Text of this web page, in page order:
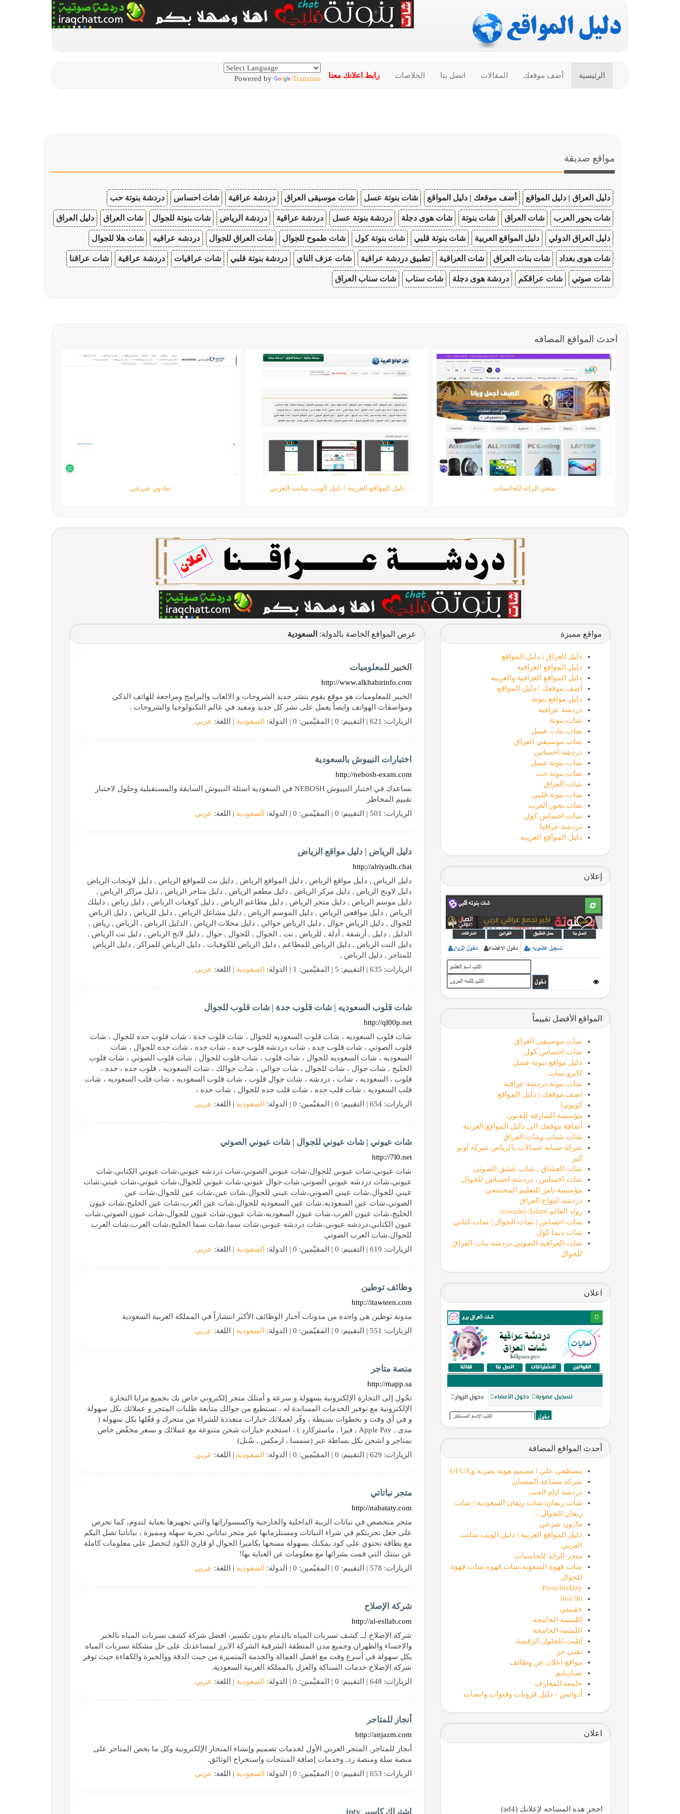
الرئيسية أضف موقعك المقالات اتصل بنا الخلاصات رابط اعلانك معنا Powered by Translate
مواقع صديقة
دليل العراق | دليل المواقع أضف موقعك | دليل المواقع شات بنوتة عسل شات موسيقى العراق دردشة عراقية شات احساس دردشة بنوتة حب
شات بحور العرب شات العراق شات بنوتة شات هوى دجلة دردشة بنوتة عسل دردشة عراقية دردشة الرياض شات بنوتة للجوال شات العراق دليل العراق
دليل العراق الدولي دليل المواقع العربية شات بنوتة قلبي شات بنوتة كول شات طموح للجوال شات العراق للجوال دردشه عراقيه شات هلا للجوال
شات هوى بغداد شات بنات العراق شات العراقية تطبيق دردشة عراقية شات عزف الناي دردشة بنوتة قلبي شات عراقيات دردشة عراقية شات عراقنا
شات صوتي شات عراقكم دردشة هوى دجلة شات سناب شات سناب العراق
أحدث المواقع المضافه
دليل المواقع العربية | دليل الويب سايت العربي متجر الرائد للحاسبات شات قهوة السعوية،شات قهوه،شات قهوة للجوال
عرض المواقع الخاصة بالدولة: السعودية
الخبير للمعلوميات
http://www.alkhabirinfo.com
الخبير للمعلوميات هو موقع يقوم بنشر جديد الشروحات و الالعاب والبرامج ومراجعة للهاتف الذكي
ومواصفات الهواتف وايضاً يعمل على نشر كل جديد ومفيد في عالم التكنولوجيا والشروحات .
الزيارات: 621 | التقييم: 0 | المقيّمين: 0 | الدولة:
السعودية | اللغة: عربي
اختبارات النيبوش بالسعودية
http://nebosh-exam.com
نساعدك في اختبار النيبوش NEBOSH في السعودية اسئلة النيبوش السابقة والمستقبلية وحلول لاختبار
تقييم المخاطر
الزيارات: 501 | التقييم: 0 | المقيّمين: 0 | الدولة:
السعودية | اللغة: عربي
دليل الرياض | دليل مواقع الرياض
http://alriyadh.chat
دليل الرياض , دليل مواقع الرياض , دليل المواقع الرياض , دليل نت للمواقع الرياض , دليل لاونجات الرياض
دليل لاونج الرياض , دليل مركز الرياض , دليل مطعم الرياض , دليل متاجر الرياض , دليل مراكز الرياض ,
دليل موسم الرياض , دليل متجر الرياض , دليل مطاعم الرياض , دليل كوفيات الرياض , دليل رياض , دليلك
الرياض , دليل مواقعي الرياض , دليل الموسم الرياض , دليل مشاغل الرياض , دليل للرياض , دليل الرياض
للجوال , دليل الرياض جوال , دليل الرياض جوالي , دليل محلات الرياض , الدليل الرياض , الرياض , رياض ,
الدليل , دليل , أرشفة , أدلة , للرياض , نت , الجوال , للجوال , جوال , دليل لانج الرياض , دليل نت الرياض ,
دليل النت الرياض , دليل الرياض للمطاعم , دليل الرياض للكوفيات , دليل الرياض للمراكز , دليل الرياض
للمتاجر , دليل الرياض ,
الزيارات: 635 | التقييم: 5 | المقيّمين: 1 | الدولة:
السعودية | اللغة: عربي
شات قلوب السعوديه | شات قلوب جدة | شات قلوب للجوال
http://ql00p.net
شات قلوب السعوديه ، شات قلوب السعوديه للجوال ، شات قلوب جدة ، شات قلوب حده للجوال ، شات
قلوب الصوتي ، شات قلوب جده ، شات دردشه قلوب جده ، شات جده ، شات جده للجوال ، شات
السعوديه ، شات السعوديه للجوال ، شات قلوب ، شات قلوب للجوال ، شات قلوب الصوتي ، شات قلوب
الخليج , شات جوال ، شات للجوال ، شات جوالي ، شات جوالك ، شات السعوديه ، قلوب جده ، جده ،
قلوب ، السعوديه ، شات ، دردشه ، شات جوال قلوب ، شات قلوب السعوديه ، شات قلب السعوديه ، شات
قلب السعوديه ، شات قلب جده ، شات قلب جده للجوال ، شات جده ،
الزيارات: 654 | التقييم: 0 | المقيّمين: 0 | الدولة:
السعودية | اللغة: عربي
شات عيوني | شات عيوني للجوال | شات عيوني الصوتي
http://7l0.net
شات عيوني،شات عيوني للجوال،شات عيوني الصوتي،شات دردشه عيوني،شات عيوني الكتابي،شات
عيوني،شات دردشه عيوني الصوتي،شات جوال عيوني،شات عيوني للجوال،شات عيوني،شات عيني،شات
عيني للجوال،شات عيني الصوتي،شات عيني للجوال،شات عين،شات عين للجوال،شات عين
الصوتي،شات عين السعوديه،شات عين السعوديه للجوال،شات عين العرب،شات عين الخليج،شات عيون
الخليج،شات عيون العرب،شات عيون السعوديه،شات عيون،شات عيون للجوال،شات عيون الصوتي،شات
عيون الكتابي،دردشه عيوني،شات دردشه عيوني،شات سما،شات سما الخليج،شات العرب،شات العرب
للجوال،شات العرب الصوتي
الزيارات: 619 | التقييم: 0 | المقيّمين: 0 | الدولة:
السعودية | اللغة: عربي
وظائف توطين
http://itawteen.com
مدونة توطين هي واحدة من مدونات أخبار الوظائف الأكثر انتشاراً في المملكة العربية السعودية
الزيارات: 551 | التقييم: 0 | المقيّمين: 0 | الدولة:
السعودية | اللغة: عربي
منصة متاجر
http://mapp.sa
تحّول إلى التجارة الإلكترونية بسهولة و سرعة و أمتلك متجر إلكتروني خاص بك بجميع مزايا التجارة
الإلكترونية مع توفير الخدمات المساندة له ، تستطيع من جوالك متابعة طلبات المتجر و عملائك بكل سهولة
و في أي وقت و بخطوات بسيطة ، وفّر لعملائك خيارات متعددة للشراء من متجرك و فعّلها بكل سهولة (
مدى , Apple Pay , فيزا , ماستركارد ) ، استخدم خيارات شحن متنوعة مع عملائك و بسعر مخفّض خاص
بمتاجر و اشحن بكل بساطة عبر (سمسا , ارمكس , سُبل)
الزيارات: 629 | التقييم: 0 | المقيّمين: 0 | الدولة:
السعودية | اللغة: عربي
متجر نباتاتي
http://nabataty.com
متجر متخصص في نباتات الزينة الداخلية والخارجية واكسسواراتها والتي تجهيزها بعناية لتدوم، كما نحرص
على جعل تجربتكم في شراء النباتات ومستلزماتها عبر متجر نباتاتي تجربة سهلة ومميزة ، نباتاتنا تصل اليكم
مع بطاقة تحتوي على كود يمكنك بسهولة مسحها بكاميرا الجوال او قارئ الكود لتحصل على معلومات كاملة
عن نبتتك التي قمت بشرائها مع معلومات عن العناية بها!
الزيارات: 578 | التقييم: 0 | المقيّمين: 0 | الدولة:
السعودية | اللغة: عربي
شركة الإصلاح
http://al-esllah.com
شركة الإصلاح لــ كشف تسربات المياه بالدمام بدون تكسير، افضل شركة كشف تسربات المياه بالخبر
والاحساء والظهران وجميع مدن المنطقة الشرقية الشركة الابرز لمساعدتك على حل مشكلة تسربات المياه
بكل سهولة في أسرع وقت مع افضل العمالة والخدمة المتميزة من حيث الدقة ووالخبرة والكفاءة حيث توفر
شركة الإصلاح خدمات السباكة والعزل بالمملكة العربية السعودية.
الزيارات: 648 | التقييم: 0 | المقيّمين: 0 | الدولة:
السعودية | اللغة: عربي
أنجاز للمتاجر
http://anjazm.com
أنجاز للمتاجر, المتجر العربي الأول لخدمات تصميم وإنشاء المتجار الإلكترونية وكل ما يخص المتاجر على
منصة سلة ومنصة زد, وخدمات إضافة المنتجات واستخراج الوثائق.
الزيارات: 653 | التقييم: 0 | المقيّمين: 0 | الدولة:
السعودية | اللغة: عربي
اشتراك كاسبر iptv
مواقع مميزة
دليل العراق | دليل المواقع
دليل المواقع العراقية
دليل المواقع العراقية والعربية
أضف موقعك | دليل المواقع
دليل مواقع بنوتة
دردشة عراقية
شات بنوتة
شات بنات عسل
شات موسيقى العراق
دردشة احساس
شات بنوتة عسل
شات بنوتة حب
شات العراق
شات بنوتة قلبي
شات بحور العرب
شات احساس كول
دردشة عراقنا
دليل المواقع العربية
إعلان
المواقع الأفضل تقييماً
شات موسيقى العراق
شات احساس كول
دليل مواقع بنوتة عسل
كايرو سات
شات بنوتة دردشة عراقية
اضف موقعك | دليل المواقع
كوبونزا
مؤسسة الشارقة للفنون
أضافة موقعك الى دليل المواقع العربية
شات شباب وبنات العراق
شركة صيانة غسالات بالرياض شركة أوتو
كير
شات العشاق , شات عشق الصوتي
شات احساس , دردشة احساس للجوال
مؤسسة تامر للتعليم المجتمعي
دردشة امواج العراق
رواد العالم rowadel-3alam
شات احساس | شات الجوال | شات كتابي
شات ديما كول
شات العراقية الصوتي دردشة بنات العراق
للجوال
اعلان
أحدث المواقع المضافة
مصطفى علي | مصمم هوية بصرية وUI/UX
شركة مصاعد المضيان
دردشة ايام الحب
شات ريفان| شات ريفان السعودية | شات
ريفان للجوال…
ماذون شرعي
دليل المواقع العربية | دليل الويب سايت
العربي
متجر الرائد للحاسبات
شات قهوة السعوية،شات قهوه،شات قهوة
للجوال
FrenchieDay
90 live
حقيبتي
اللمسة الجامحة
اللمسة الجامحة
إيليت للحلول الرقمية
تقني حر
مواقع اعلان عن وظائف
ستارتايم
جامعة المعارف
أدواتس - دليل قروبات وقنوات واتساب
اعلان
احجز هذه المساحه لإعلانك (ad4)